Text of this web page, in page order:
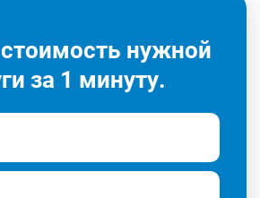
нужной
за 1 минуту.